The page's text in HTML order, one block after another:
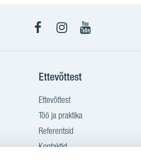
Ettevõttest
Ettevõttest
Töö ja praktika
Referentsid
Kontaktid